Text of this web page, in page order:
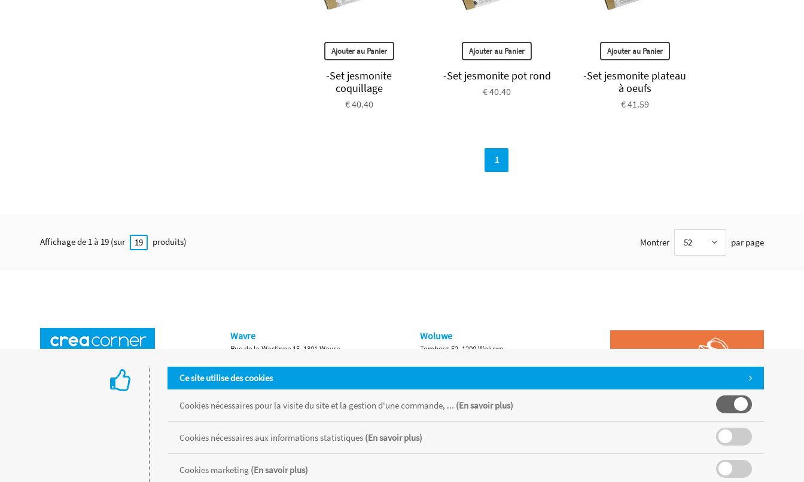
Ajouter au Panier
-Set jesmonite
coquillage
€ 40.40
Ajouter au Panier
-Set jesmonite pot rond
€ 40.40
Ajouter au Panier
-Set jesmonite plateau
à oeufs
€ 41.59
1
Affichage de 1 à 19 (sur 19 produits) Montrer 52 par page
Ce site utilise des cookies
Cookies nécessaires pour la visite du site et la gestion d'une commande, ... (En savoir plus)
Cookies nécessaires aux informations statistiques (En savoir plus)
Cookies marketing (En savoir plus)
Wavre
Rue de la Wastinne 15, 1301 Wavre
Waterloo
Chaussée de Bruxelles 315, 1410 Waterloo
Woluwe
Tomberg 52, 1200 Woluwe
Namur